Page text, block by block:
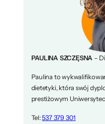
PAULINA SZCZĘSNA –
Paulina to
dietetyki, która swój
prestiżowym
Tel:537 379 301